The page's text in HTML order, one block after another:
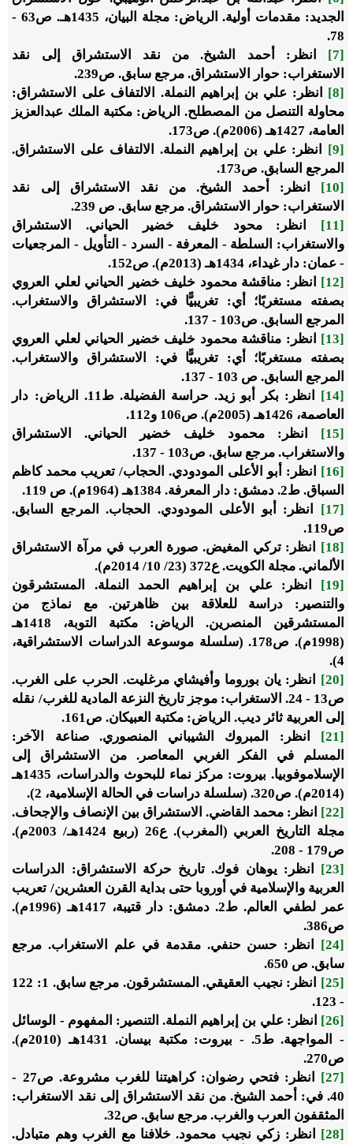
الجديد: مقدمات أولية. الرياض: مجلة البيان، 1435هـ. ص63 -
78.
[7]
انظر: أحمد الشيخ. من نقد الاستشراق إلى نقد
الاستغراب: حوار الاستشراق. مرجع سابق. ص239.
[8]
انظر: علي بن إبراهيم النملة. الالتفاف على الاستشراق:
محاولة التنصل من المصطلح. الرياض: مكتبة الملك عبدالعزيز
العامة، 1427هـ (2006م). ص173.
[9]
انظر: علي بن إبراهيم النملة. الالتفاف على الاستشراق.
المرجع السابق. ص173.
[10]
انظر: أحمد الشيخ. من نقد الاستشراق إلى نقد
الاستغراب: حوار الاستشراق. مرجع سابق. ص 239.
[11]
انظر: محود خليف خضير الحياني. الاستشراق
والاستغراب: السلطة - المعرفة - السرد - التأويل - المرجعيات
- عمان: دار غيداء، 1434هـ (2013م). ص152.
[12]
انظر: مناقشة محمود خليف خضير الحياني لعلي العروي
بصفته مستغربًا؛ أي: تغريبيًّا في: الاستشراق والاستغراب.
المرجع السابق. ص103 - 137.
[13]
انظر: مناقشة محمود خليف خضير الحياني لعلي العروي
بصفته مستغربًا؛ أي: تغريبيًّا في: الاستشراق والاستغراب.
المرجع السابق. ص 103 - 137.
[14]
انظر: بكر أبو زيد. حراسة الفضيلة. ط11. الرياض: دار
العاصمة، 1426هـ (2005م). ص106 و112.
[15]
انظر: محمود خليف خضير الحياني. الاستشراق
والاستغراب. مرجع سابق. ص103 - 137.
[16]
انظر: أبو الأعلى المودودي. الحجاب/ تعريب محمد كاظم
السباق. ط2. دمشق: دار المعرفة. 1384هـ (1964م). ص 119.
[17]
انظر: أبو الأعلى المودودي. الحجاب. المرجع السابق.
ص119.
[18]
انظر: تركي المغيض. صورة العرب في مرآة الاستشراق
الألماني. مجلة الكويت. ع372 (23/ 10/ 2014م).
[19]
انظر: علي بن إبراهيم الحمد النملة. المستشرقون
والتنصير: دراسة للعلاقة بين ظاهرتين. مع نماذج من
المستشرقين المنصرين. الرياض: مكتبة التوبة، 1418هـ
(1998م). ص178. (سلسلة موسوعة الدراسات الاستشراقية،
4).
[20]
انظر: يان بوروما وأفيشاي مرغليت. الحرب على الغرب.
ص13 - 24. الاستغراب: موجز تاريخ النزعة المادية للغرب/ نقله
إلى العربية ثائر ديب. الرياض: مكتبة العبيكان. ص161.
[21]
انظر: المبروك الشيباني المنصوري. صناعة الآخر:
المسلم في الفكر الغربي المعاصر. من الاستشراق إلى
الإسلاموفوبيا. بيروت: مركز نماء للبحوث والدراسات، 1435هـ
(2014م). ص320. (سلسلة دراسات في الحالة الإسلامية، 2).
[22]
انظر: محمد القاضي. الاستشراق بين الإنصاف والإجحاف.
مجلة التاريخ العربي (المغرب). ع26 (ربيع 1424هـ/ 2003م).
ص179 - 208.
[23]
انظر: يوهان فوك. تاريخ حركة الاستشراق: الدراسات
العربية والإسلامية في أوروبا حتى بداية القرن العشرين/ تعريب
عمر لطفي العالم. ط2. دمشق: دار قتيبة، 1417هـ (1996م).
ص386.
[24]
انظر: حسن حنفي. مقدمة في علم الاستغراب. مرجع
سابق. ص 650.
[25]
انظر: نجيب العقيقي. المستشرقون. مرجع سابق. 1: 122
- 123.
[26]
انظر: علي بن إبراهيم النملة. التنصير: المفهوم - الوسائل
- المواجهة. ط5. - بيروت: مكتبة بيسان. 1431هـ (2010م).
ص270.
[27]
انظر: فتحي رضوان: كراهيتنا للغرب مشروعة. ص27 -
40. في: أحمد الشيخ. من نقد الاستشراق إلى نقد الاستغراب:
المثقفون العرب والغرب. مرجع سابق. ص32.
[28]
انظر: زكي نجيب محمود. خلافنا مع الغرب وهم متبادل.